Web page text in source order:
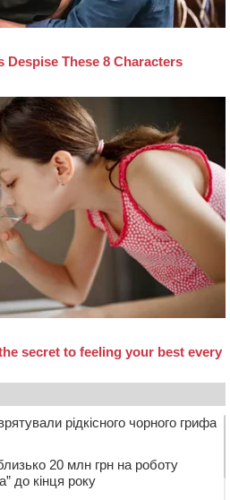
рідкісного чорного грифа
20 млн грн на роботу
до кінця року